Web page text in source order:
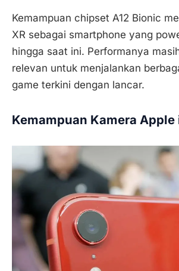
Kemampuan chipset A12 Bionic
XR sebagai smartphone yang
hingga saat ini. Performanya
relevan untuk menjalankan
game terkini dengan lancar.
Kemampuan Kamera Apple